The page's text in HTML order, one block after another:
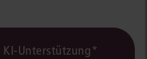
KI-Unterstützung*